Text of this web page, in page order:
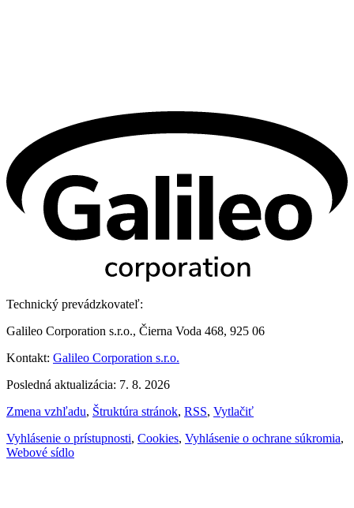
Technický prevádzkovateľ:
Galileo Corporation s.r.o., Čierna Voda 468, 925 06
Kontakt: Galileo Corporation s.r.o.
Posledná aktualizácia: 7. 8. 2026
Zmena vzhľadu, Štruktúra stránok, RSS, Vytlačiť
Vyhlásenie o prístupnosti, Cookies, Vyhlásenie o ochrane súkromia,
Webové sídlo